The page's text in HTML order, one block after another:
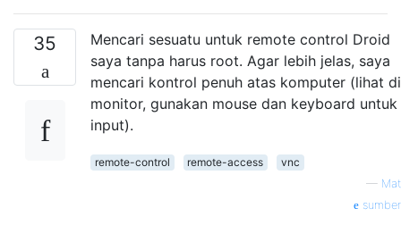
35
Mencari sesuatu untuk remote control Droid
saya tanpa harus root. Agar lebih jelas, saya
mencari kontrol penuh atas komputer (lihat di
monitor, gunakan mouse dan keyboard untuk
input).
remote-control remote-access
vnc
— Mat
sumber